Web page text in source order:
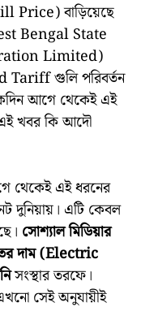
Price) বাড়িয়েছে
Bengal State
Limited)
গুলি পরিবর্তন
আগে থেকেই এই
এই খবর কি আদৌ
থেকেই এই ধরনের
দুনিয়ায়। এটি কেবল
সোশ্যাল মিডিয়ার
দাম (Electric
সংস্থার তরফে।
সেই অনুযায়ীই